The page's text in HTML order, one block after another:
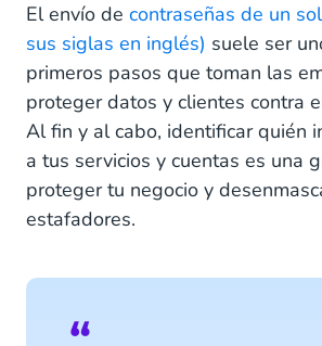
El envío de contraseñas de un
sus siglas en inglés) suele ser
primeros pasos que toman las
proteger datos y clientes contra
Al fin y al cabo, identificar quién
a tus servicios y cuentas es una
proteger tu negocio y
estafadores.